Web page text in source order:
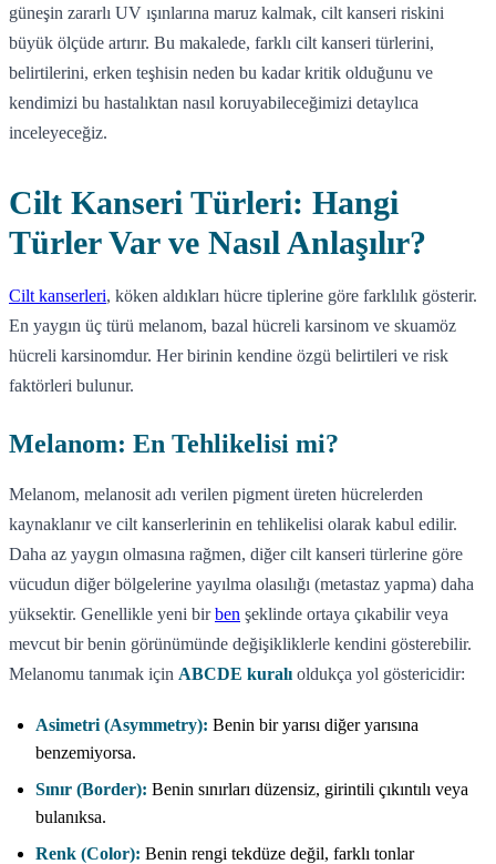
güneşin zararlı UV ışınlarına maruz kalmak, cilt kanseri riskini
büyük ölçüde artırır. Bu makalede, farklı cilt kanseri türlerini,
belirtilerini, erken teşhisin neden bu kadar kritik olduğunu ve
kendimizi bu hastalıktan nasıl koruyabileceğimizi detaylıca
inceleyeceğiz.
Cilt Kanseri Türleri: Hangi
Türler Var ve Nasıl Anlaşılır?
Cilt kanserleri, köken aldıkları hücre tiplerine göre farklılık gösterir.
En yaygın üç türü melanom, bazal hücreli karsinom ve skuamöz
hücreli karsinomdur. Her birinin kendine özgü belirtileri ve risk
faktörleri bulunur.
Melanom: En Tehlikelisi mi?
Melanom, melanosit adı verilen pigment üreten hücrelerden
kaynaklanır ve cilt kanserlerinin en tehlikelisi olarak kabul edilir.
Daha az yaygın olmasına rağmen, diğer cilt kanseri türlerine göre
vücudun diğer bölgelerine yayılma olasılığı (metastaz yapma) daha
yüksektir. Genellikle yeni birben şeklinde ortaya çıkabilir veya
mevcut bir benin görünümünde değişikliklerle kendini gösterebilir.
Melanomu tanımak için ABCDE kuralı oldukça yol göstericidir:
Asimetri (Asymmetry): Benin bir yarısı diğer yarısına
benzemiyorsa.
Sınır (Border): Benin sınırları düzensiz, girintili çıkıntılı veya
bulanıksa.
Renk (Color): Benin rengi tekdüze değil, farklı tonlar